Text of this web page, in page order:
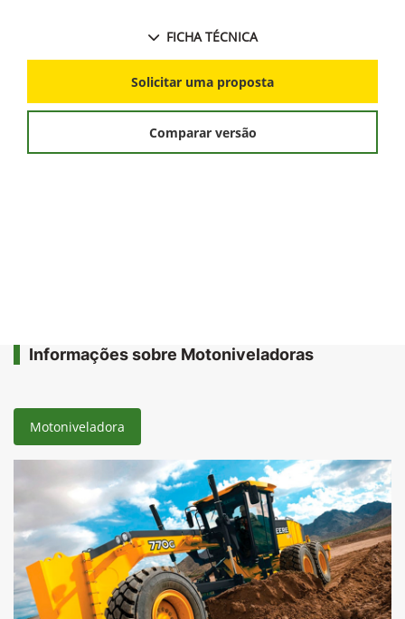
FICHA TÉCNICA
Solicitar uma proposta
Comparar versão
Informações sobre Motoniveladoras
Motoniveladora